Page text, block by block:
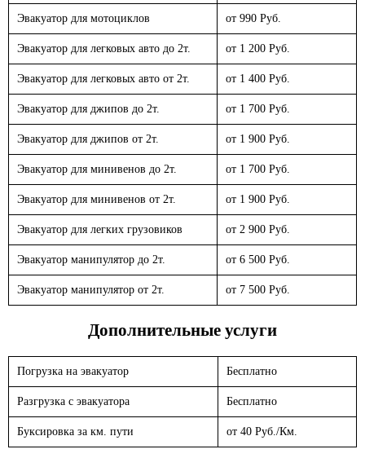
Эвакуатор для мотоциклов от 990 Руб.
Эвакуатор для легковых авто до 2т. от 1 200 Руб.
Эвакуатор для легковых авто от 2т. от 1 400 Руб.
Эвакуатор для джипов до 2т. от 1 700 Руб.
Эвакуатор для джипов от 2т. от 1 900 Руб.
Эвакуатор для минивенов до 2т. от 1 700 Руб.
Эвакуатор для минивенов от 2т. от 1 900 Руб.
Эвакуатор для легких грузовиков от 2 900 Руб.
Эвакуатор манипулятор до 2т. от 6 500 Руб.
Эвакуатор манипулятор от 2т. от 7 500 Руб.
Дополнительные услуги
Погрузка на эвакуатор Бесплатно
Разгрузка с эвакуатора Бесплатно
Буксировка за км. пути от 40 Руб./Км.